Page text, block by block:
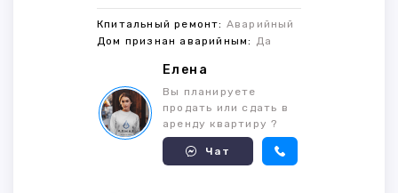
Кпитальный ремонт: Аварийный
Дом признан аварийным: Да
Елена
Вы планируете
продать или сдать в
аренду квартиру ?
Чат